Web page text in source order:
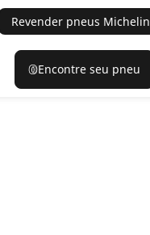
Revender pneus Michelin
Encontre seu pneu